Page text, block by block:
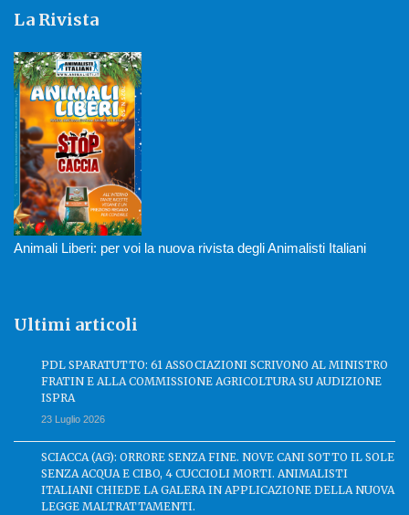
La Rivista
Animali Liberi: per voi la nuova rivista degli Animalisti Italiani
Ultimi articoli
PDL SPARATUTTO: 61 ASSOCIAZIONI SCRIVONO AL MINISTRO
FRATIN E ALLA COMMISSIONE AGRICOLTURA SU AUDIZIONE
ISPRA
23 Luglio 2026
SCIACCA (AG): ORRORE SENZA FINE. NOVE CANI SOTTO IL SOLE
SENZA ACQUA E CIBO, 4 CUCCIOLI MORTI. ANIMALISTI
ITALIANI CHIEDE LA GALERA IN APPLICAZIONE DELLA NUOVA
LEGGE MALTRATTAMENTI.